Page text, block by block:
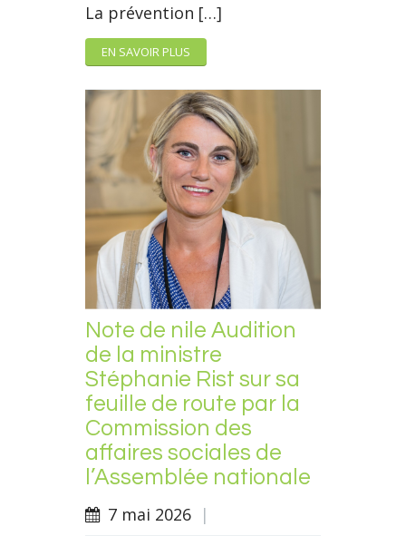
La prévention […]
EN SAVOIR PLUS
Note de nile Audition
de la ministre
Stéphanie Rist sur sa
feuille de route par la
Commission des
affaires sociales de
l’Assemblée nationale
7 mai 2026 |